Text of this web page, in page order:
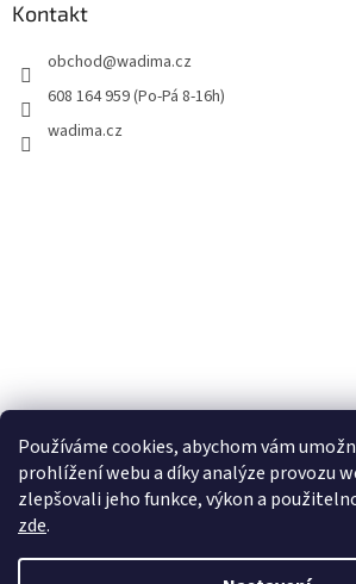
Používáme cookies, abychom vám
prohlížení webu a díky analýze provozu
zlepšovali jeho funkce, výkon a
zde.
Kontakt
obchod@wadima.cz
608 164 959 (Po-Pá 8-16h)
wadima.cz